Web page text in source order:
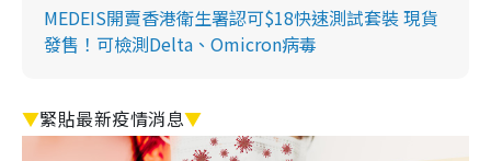
MEDEIS開賣香港衛生署認可$18快速測試套裝 現貨
發售！可檢測Delta、Omicron病毒
▼緊貼最新疫情消息▼